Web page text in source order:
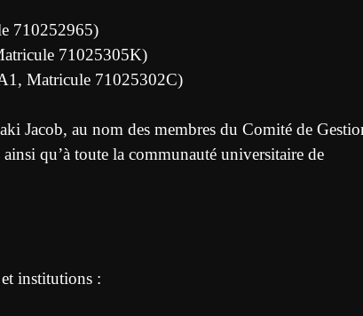
710252965)
71025305K)
Matricule 71025302C)
Jacob, au nom des membres du Comité de
qu’à toute la communauté universitaire de
institutions :